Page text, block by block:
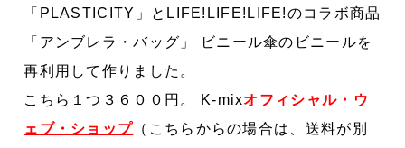
「 PLASTICITY 」と LIFE!LIFE!LIFE!のコラボ商品
「アンブレラ・バッグ」
ビニール傘のビニールを
再利用して作りました。
こちら１つ３６００円。
K-mixオフィシャル・ウ
ェブ・ショップ （こちらからの場合は、送料が別